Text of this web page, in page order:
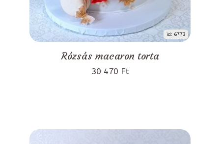
id: 6773
Rózsás macaron torta
30 470 Ft